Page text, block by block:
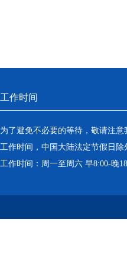
工作时间
为了避免不必要的等待，敬请注
工作时间，中国大陆法定节假日除
工作时间：周一至周六 早8:00-晚